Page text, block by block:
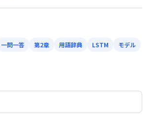
一問一答 第2章 用語辞典 LSTM
モデル